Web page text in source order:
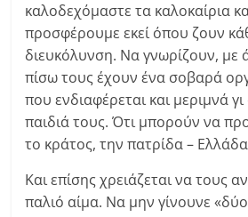
καλοδεχόμαστε τα καλοκαίρια
προσφέρουμε εκεί όπου ζουν
διευκόλυνση. Να γνωρίζουν, με
πίσω τους έχουν ένα σοβαρά
που ενδιαφέρεται και μεριμνά
παιδιά τους. Ότι μπορούν να
το κράτος, την πατρίδα –
Και επίσης χρειάζεται να τους
παλιό αίμα. Να μην γίνουνε